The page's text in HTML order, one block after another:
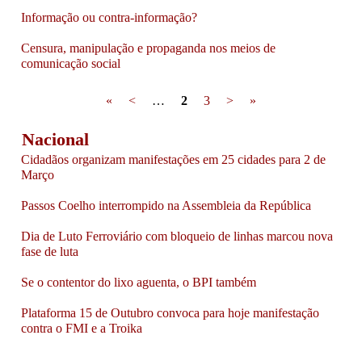
Informação ou contra-informação?
Censura, manipulação e propaganda nos meios de
comunicação social
« < … 2 3 > »
Nacional
Cidadãos organizam manifestações em 25 cidades para 2 de
Março
Passos Coelho interrompido na Assembleia da República
Dia de Luto Ferroviário com bloqueio de linhas marcou nova
fase de luta
Se o contentor do lixo aguenta, o BPI também
Plataforma 15 de Outubro convoca para hoje manifestação
contra o FMI e a Troika